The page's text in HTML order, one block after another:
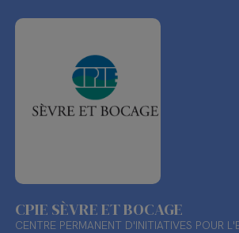
CPIE SÈVRE ET BOCAGE
CENTRE PERMANENT D'INITIATIVES POUR